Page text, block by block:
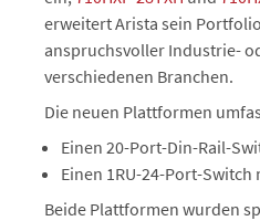
erweitert Arista sein
anspruchsvoller Industrie-
verschiedenen Branchen.
Die neuen Plattformen
Einen 20-Port-Din-Rail-
Einen 1RU-24-Port-
Beide Plattformen wurden